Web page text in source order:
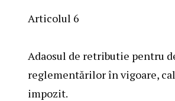
Articolul 6
Adaosul de retributie pentru
reglementărilor în vigoare,
impozit.